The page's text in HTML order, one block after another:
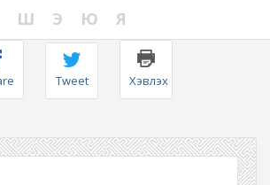
Ш
Э Ю Я
Tweet Хэвлэх